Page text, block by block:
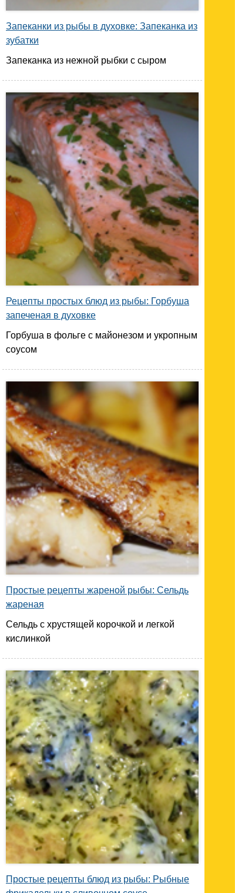
Запеканки из рыбы в духовке: Запеканка из
зубатки
Запеканка из нежной рыбки с сыром
Рецепты простых блюд из рыбы: Горбуша
запеченая в духовке
Горбуша в фольге с майонезом и укропным
соусом
Простые рецепты жареной рыбы: Сельдь
жареная
Сельдь с хрустящей корочкой и легкой
кислинкой
Простые рецепты блюд из рыбы: Рыбные